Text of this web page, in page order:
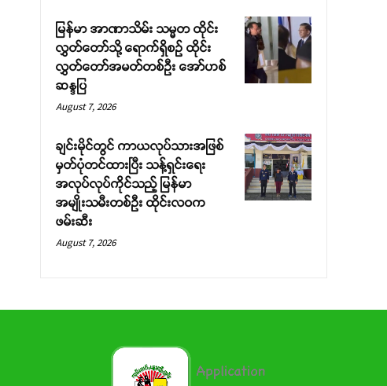
မြန်မာ အာဏာသိမ်း သမ္မတ ထိုင်း
လွှတ်တော်သို့ ရောက်ရှိစဉ် ထိုင်း
လွှတ်တော်အမတ်တစ်ဦး အော်ဟစ်
ဆန္ဒပြ
August 7, 2026
ချင်းမိုင်တွင် ကာယလုပ်သားအဖြစ်
မှတ်ပုံတင်ထားပြီး သန့်ရှင်းရေး
အလုပ်လုပ်ကိုင်သည့် မြန်မာ
အမျိုးသမီးတစ်ဦး ထိုင်းလဝက
ဖမ်းဆီး
August 7, 2026